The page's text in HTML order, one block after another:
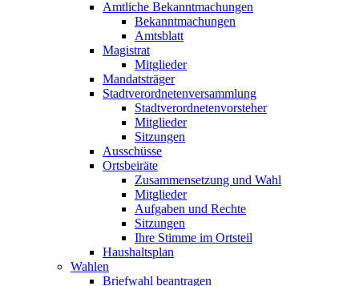
Amtliche Bekanntmachungen
Bekanntmachungen
Amtsblatt
Magistrat
Mitglieder
Mandatsträger
Stadtverordnetenversammlung
Stadtverordnetenvorsteher
Mitglieder
Sitzungen
Ausschüsse
Ortsbeiräte
Zusammensetzung und Wahl
Mitglieder
Aufgaben und Rechte
Sitzungen
Ihre Stimme im Ortsteil
Haushaltsplan
Wahlen
Briefwahl beantragen